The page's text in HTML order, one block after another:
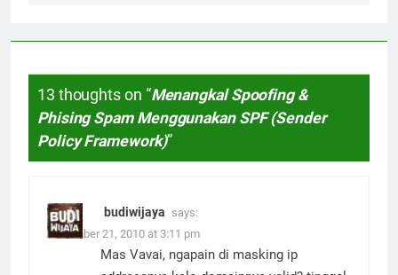
13 thoughts on “Menangkal Spoofing &
Phising Spam Menggunakan SPF (Sender
Policy Framework)”
budiwijaya says:
December 21, 2010 at 3:11 pm
Mas Vavai, ngapain di masking ip